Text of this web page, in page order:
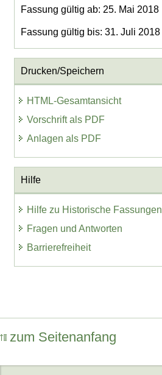
Fassung gültig ab: 25. Mai 2018
Fassung gültig bis: 31. Juli 2018
Drucken/Speichern
HTML-Gesamtansicht
Vorschrift als PDF
Anlagen als PDF
Hilfe
Hilfe zu Historische Fassungen
Fragen und Antworten
Barrierefreiheit
zum Seitenanfang